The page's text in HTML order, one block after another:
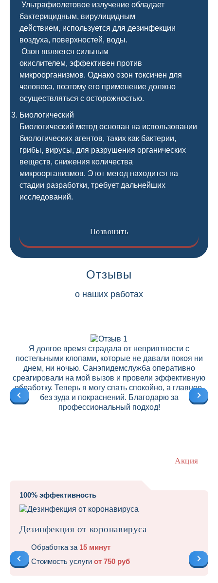
Отзывы
о наших работах
Я долгое время страдала от неприятности с
постельными клопами, которые не давали покоя ни
днем, ни ночью. Санэпидемслужба оперативно
среагировали на мой вызов и провели эффективную
обработку. Теперь я могу спать спокойно, а главное,
без зуда и покраснений. Благодарю за
профессиональный подход!
Акция
100% эффективность
Дезинфекция от коронавируса
Обработка за 15 минут
Стоимость услуги от 750 руб
Ультрафиолетовое излучение обладает
бактерицидным, вирулицидным
действием, используется для дезинфекции
воздуха, поверхностей, воды.
Озон является сильным
окислителем, эффективен против
микроорганизмов. Однако озон токсичен для
человека, поэтому его применение должно
осуществляться с осторожностью.
Биологический
Биологический метод основан на использовании
биологических агентов, таких как бактерии,
грибы, вирусы, для разрушения органических
веществ, снижения количества
микроорганизмов. Этот метод находится на
стадии разработки, требует дальнейших
исследований.
Позвонить